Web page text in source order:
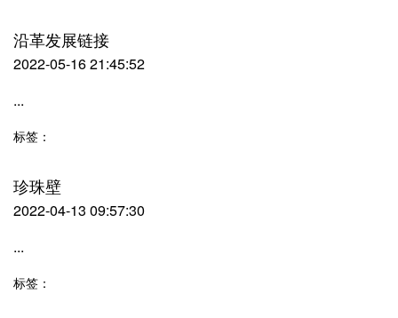
沿革发展链接
2022-05-16 21:45:52
...
标签：
珍珠壁
2022-04-13 09:57:30
...
标签：